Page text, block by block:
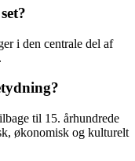
i den centrale del af
til 15. århundrede
økonomisk og kulturelt